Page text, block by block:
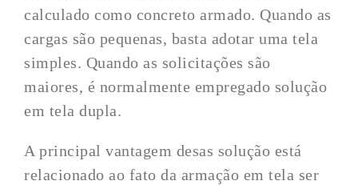
calculado como concreto armado. Quando as
cargas são pequenas, basta adotar uma tela
simples. Quando as solicitações são
maiores, é normalmente empregado solução
em tela dupla.
A principal vantagem desas solução está
relacionado ao fato da armação em tela ser